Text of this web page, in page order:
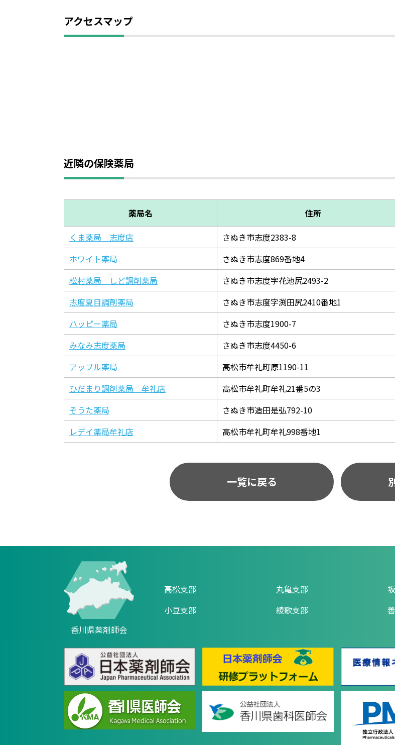
アクセスマップ
近隣の保険薬局
薬局名 住所
くま薬局 志度店
さぬき市志度2383-8
ホワイト薬局
さぬき市志度869番地4
松村薬局 しど調剤薬局
さぬき市志度字花池尻2493-2
志度夏目調剤薬局
さぬき市志度字渕田尻2410番地1
ハッピー薬局
さぬき市志度1900-7
みなみ志度薬局
さぬき市志度4450-6
アップル薬局
高松市牟礼町原1190-11
ひだまり調剤薬局 牟礼店
高松市牟礼町牟礼21番5の3
ぞうた薬局
さぬき市造田是弘792-10
レデイ薬局牟礼店
高松市牟礼町牟礼998番地1
一覧に戻る
香川県薬剤師会
高松支部 丸亀支部
小豆支部
綾歌支部